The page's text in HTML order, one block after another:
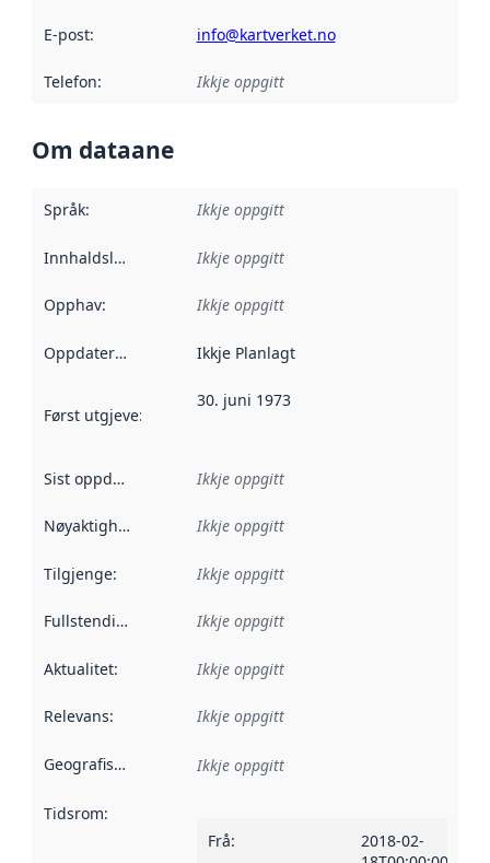
E-post: info@kartverket.no
Telefon: Ikkje oppgitt
Om dataane
Språk: Ikkje oppgitt
Innhaldsleverandørar :
Ikkje oppgitt
Opphav: Ikkje oppgitt
Oppdateringsfrekvens :
Ikkje Planlagt
Først utgjeve: Denne datoen seier når dataa i dette
30. juni 1973
Sist oppdatert Ikkje oppgitt
Nøyaktigheit Ikkje oppgitt
Tilgjenge: Ikkje oppgitt
Fullstendigheit Ikkje oppgitt
Aktualitet: Ikkje oppgitt
Relevans: Ikkje oppgitt
Geografisk område Ikkje oppgitt
Tidsrom:
Frå:
2018-02-